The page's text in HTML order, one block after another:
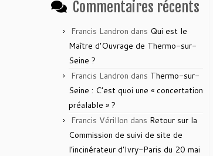
Commentaires récents
Francis Landron dans Qui est le
Maître d’Ouvrage de Thermo-sur-
Seine ?
Francis Landron dans Thermo-sur-
Seine : C’est quoi une « concertation
préalable » ?
Francis Vérillon dans Retour sur la
Commission de suivi de site de
l’incinérateur d’Ivry-Paris du 20 mai